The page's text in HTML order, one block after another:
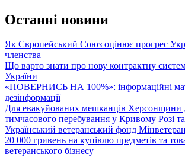
Останні новини
Як Європейський Союз оцінює прогрес
членства
Що варто знати про нову контрактну
України
«ПОВЕРНИСЬ НА 100%»: інформаційні
дезінформації
Для евакуйованих мешканців Херсонщини
тимчасового перебування у Кривому Розі
Український ветеранський фонд
20 000 гривень на купівлю предметів та
ветеранського бізнесу